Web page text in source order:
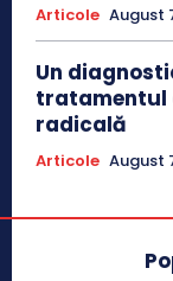
Articole August
Un
tratamentul
radicală
Articole August